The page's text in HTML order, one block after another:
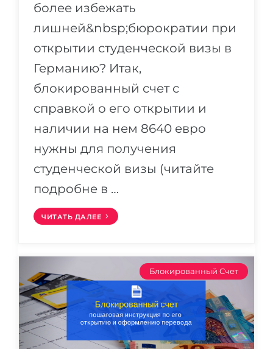
более избежать
лишней&nbsp;бюрократии при
открытии студенческой визы в
Германию? Итак,
блокированный счет с
справкой о его открытии и
наличии на нем 8640 евро
нужны для получения
студенческой визы (читайте
подробне в …
ЧИТАТЬ ДАЛЕЕ
Блокированный Счет